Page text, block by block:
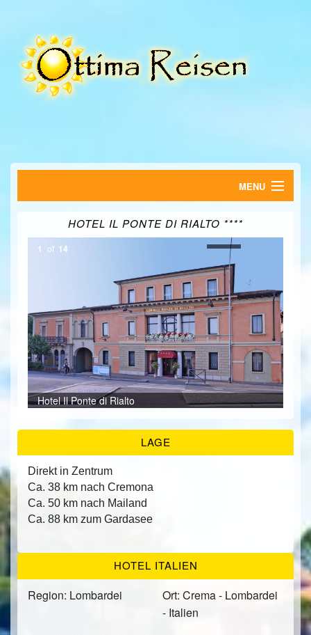
MENU
FERIENWOHNUNGEN
SUCHE
ÜBER UNS
KONTAKT/ANFRAGE
FEEDBACKS
HOTEL IL PONTE DI RIALTO ****
Hotel Il Ponte di Rialto
1 of 14
LAGE
Direkt in Zentrum
Ca. 38 km nach Cremona
Ca. 50 km nach Mailand
Ca. 88 km zum Gardasee
HOTEL ITALIEN
Region: Lombardei
Ort: Crema - Lombardei
- Italien